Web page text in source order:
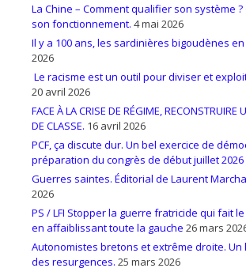
La Chine – Comment qualifier son système
son fonctionnement. 4 mai 2026
Il y a 100 ans, les sardinières bigoudènes en
2026
Le racisme est un outil pour diviser et
20 avril 2026
FACE À LA CRISE DE RÉGIME, RECONSTRUIRE
DE CLASSE. 16 avril 2026
PCF, ça discute dur. Un bel exercice de
préparation du congrès de début juillet 2026
Guerres saintes. Éditorial de Laurent
2026
PS / LFI Stopper la guerre fratricide qui fait
en affaiblissant toute la gauche 26 mars
Autonomistes bretons et extrême droite.
des resurgences. 25 mars 2026